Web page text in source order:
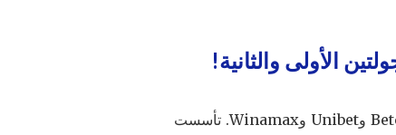
الأولى والثانية!
تقع شركة Netbet في منطقة راقية في لندن وهي إحدى الشركات الرائدة في المراهنة عبر الإنترنت مثل Betclic وUnibet وWinamax. تأسست